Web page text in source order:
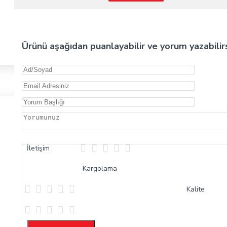
Ürünü aşağıdan puanlayabilir ve yorum
İletişim
Kargolama
Kalite